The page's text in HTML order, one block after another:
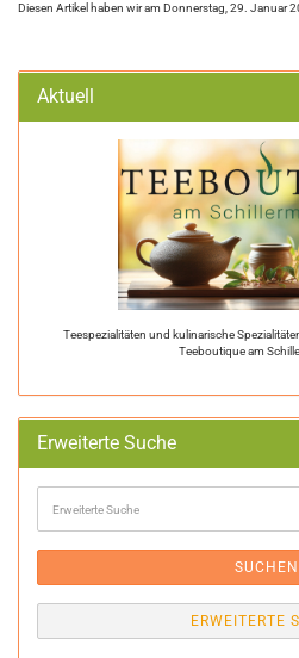
Diesen Artikel haben wir am Donnerstag, 29. Januar
Aktuell
Teespezialitäten und kulinarische
Teeboutique am
Erweiterte Suche
Suche
SUCHEN
ERWEITERTE